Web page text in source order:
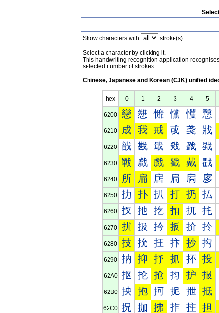
Show characters with stroke(s).
Select a character by clicking it.
This handwriting recognition application
selected number of strokes.
Chinese, Japanese and Korean (CJK) unified
hex 0 1 2 3 4 5
6200 戀 戁 戂 戃 戄 戅
6210 成 我 戒 戓 戔 戕
6220 戠 戡 戢 戣 戤 戥
6230 戰 戱 戲 戳 戴 戵
6240 所 扁 扂 扃 扄 扅
6250 扐 扑 扒 打 扔 払
6260 扠 扡 扢 扣 扤 扥
6270 扰 扱 扲 扳 扴 扵
6280 技 抁 抂 抃 抄 抅
6290 抐 抑 抒 抓 抔 投
62A0 抠 抡 抢 抣 护 报
62B0 抰 抱 抲 抳 抴 抵
62C0 拀 拁 拂 拃 拄 担